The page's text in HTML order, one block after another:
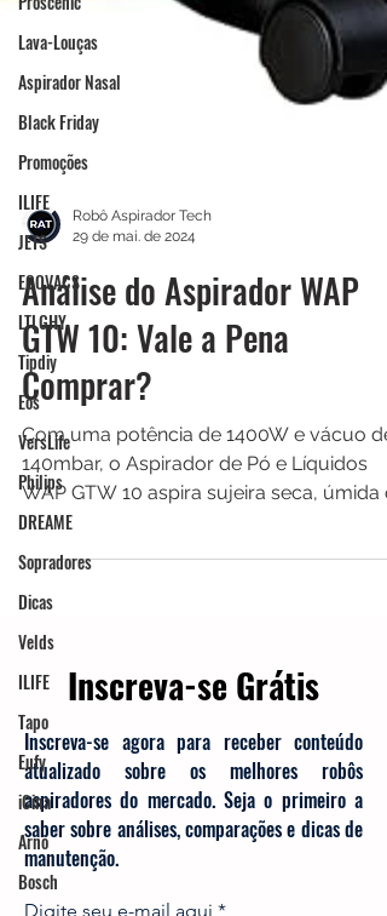
Lava-Louças
Aspirador Nasal
Black Friday
Promoções
ILIFE
JETS
ECOVACS
LTLGHY
Tipdiy
Eos
VersLife
Philips
DREAME
Sopradores
Dicas
Velds
ILIFE
Tapo
Eufy
iCina
Arno
Bosch
29 de mai. de 2024
Análise do Aspirador WAP
GTW 10: Vale a Pena
Comprar?
Com uma potência de 1400W e vácuo de
140mbar, o Aspirador de Pó e Líquidos
WAP GTW 10 aspira sujeira seca, úmida
líquida.
Inscreva-se Grátis
Inscreva-se agora para receber conteúdo
atualizado sobre os melhores robôs
aspiradores do mercado. Seja o primeiro a
saber sobre análises, comparações e dicas de
manutenção.